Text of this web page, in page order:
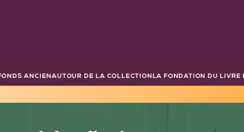
ANCIENAUTOUR DE LA COLLECTION LA FONDATION DU LIVRE